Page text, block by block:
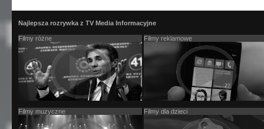
Najlepsza rozrywka z TV Media Informacyjne
Filmy różne Filmy reklamowe
Filmy muzyczne Filmy dla dzieci